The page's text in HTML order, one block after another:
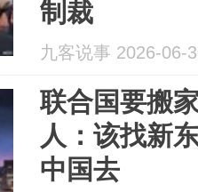
制裁
九客说事 2026-06-
联合国要搬
人：该找新
中国去